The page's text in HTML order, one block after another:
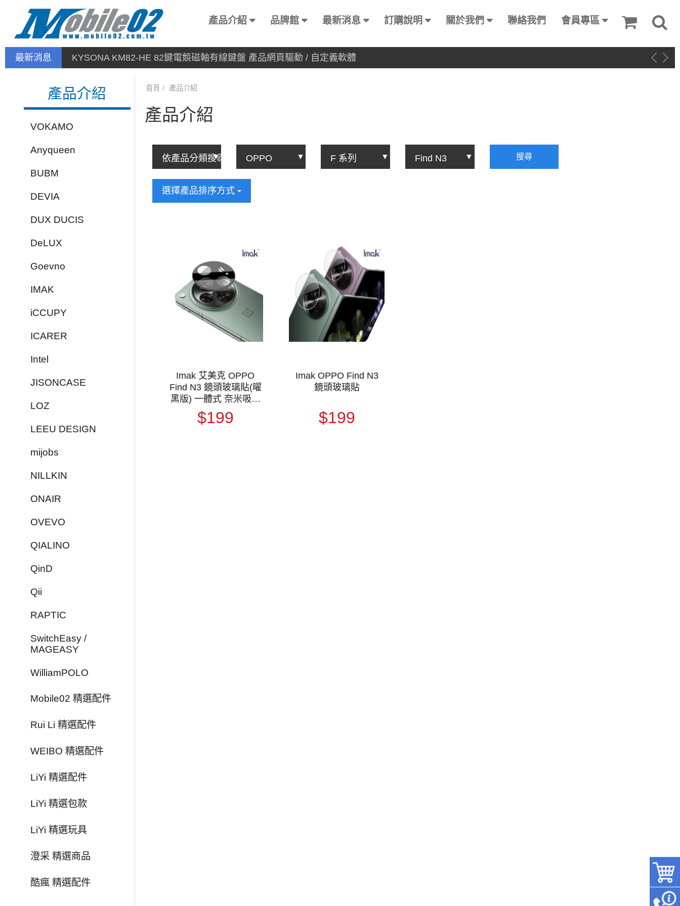
產品介紹 品牌館 最新消息 訂購說明 關於我們 聯絡我們 會員專區
最新消息 KYSONA KM82-HE 82鍵電競磁軸有線鍵盤 產品網頁驅動 / 自定義軟體
產品介紹
VOKAMO
Anyqueen
BUBM
DEVIA
DUX DUCIS
DeLUX
Goevno
IMAK
iCCUPY
ICARER
Intel
JISONCASE
LOZ
LEEU DESIGN
mijobs
NILLKIN
ONAIR
OVEVO
QIALINO
QinD
Qii
RAPTIC
SwitchEasy /
MAGEASY
WilliamPOLO
Mobile02 精選配件
Rui Li 精選配件
WEIBO 精選配件
LiYi 精選配件
LiYi 精選包款
LiYi 精選玩具
澄采 精選商品
酷瘋 精選配件
首頁 產品介紹
產品介紹
搜尋
選擇產品排序方式
Imak 艾美克 OPPO
Find N3 鏡頭玻璃貼(曜
黑版) 一體式 奈米吸附
鏡頭貼 鏡頭保護貼 鏡
頭膜
$199
Imak OPPO Find N3
鏡頭玻璃貼
$199